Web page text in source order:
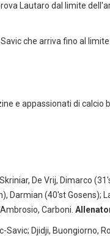
Lautaro dal limite
che arriva fino al
e appassionati di
De Vrij, Dimarco
Darmian (40'st Gosens);
Carboni.
Savic; Djidji, Buongiorno,